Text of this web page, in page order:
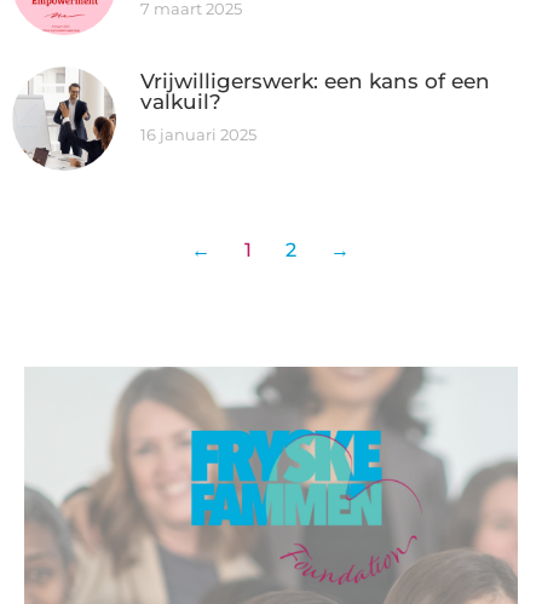
7 maart 2025
Vrijwilligerswerk: een kans of een
valkuil?
16 januari 2025
← 1 2 →